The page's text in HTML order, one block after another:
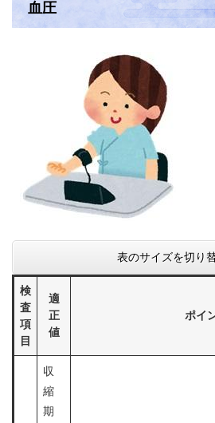
血圧
表のサイズを切り
検
査
項
目
適
正
値
ポイ
収
縮
期